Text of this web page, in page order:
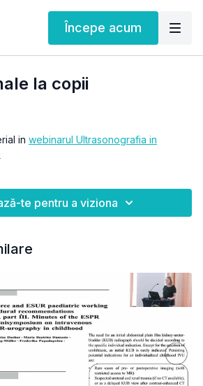
Începe acum
la copii
in webinarul Ultrasonografia in
te pentru a viziona